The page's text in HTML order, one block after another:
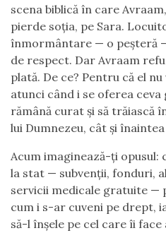
scena biblică în care
pierde soția, pe Sara.
înmormântare — o peșteră
de respect. Dar Avraam
plată. De ce? Pentru că el
atunci când i se oferea
rămână curat și să trăiască
lui Dumnezeu, cât și
Acum imaginează-ți
la stat — subvenții, fonduri,
servicii medicale gratuite —
cum i s-ar cuveni pe drept,
să-l înșele pe cel care îi